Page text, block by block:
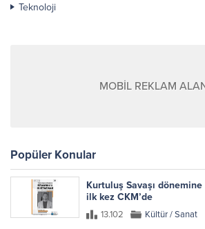
Teknoloji
MOBİL REKLAM
Popüler Konular
Kurtuluş Savaşı
ilk kez CKM’de
13.102 Kültür / Sanat